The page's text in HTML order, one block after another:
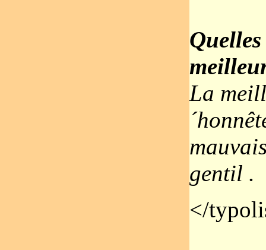
La
gentil .
</